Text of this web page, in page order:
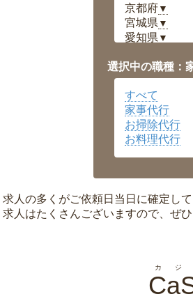
京都府▼
宮城県 ▼
愛知県 ▼
岡山県▼
広島県▼
沖縄県
選択中の職種：
すべて
家事代行
お掃除代行
お料理代行
求人の多くがご依頼日当日に確定し
求人はたくさんございますので、ぜ
カジ